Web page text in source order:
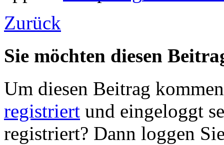
Zurück
Sie möchten diesen
Um diesen Beitrag
registriert und eingeloggt
registriert? Dann loggen